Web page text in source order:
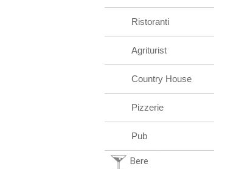
Ristoranti
Agriturist
Country House
Pizzerie
Pub
Bere